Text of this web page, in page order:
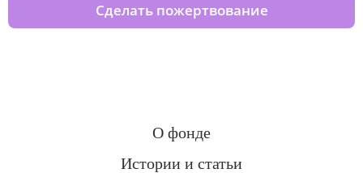
Сделать пожертвование
О фонде
Истории и статьи